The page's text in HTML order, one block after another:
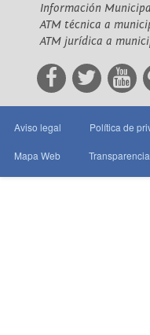
Información
ATM técnica a
ATM jurídica a
Aviso legal Política de
Mapa Web Transparencia